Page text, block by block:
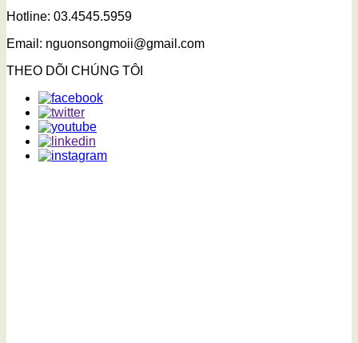
Hotline: 03.4545.5959
Email: nguonsongmoii@gmail.com
THEO DÕI CHÚNG TÔI